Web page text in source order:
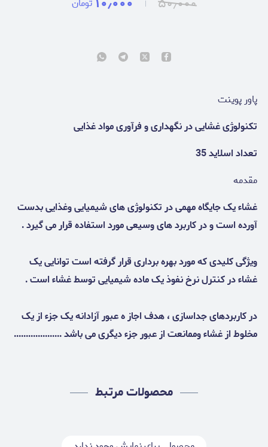
تومان
پاور پوینت
تکنولوژی غشایی در نگهداری و فرآوری مواد غذایی
تعداد اسلاید 35
مقدمه
غشاء یک جایگاه مهمی در تکنولوژی های شیمیایی وغذایی بدست
آورده است و در کاربرد های وسیعی مورد استفاده قرار می گیرد .
ویژگی کلیدی که مورد بهره برداری قرار گرفته است توانایی یک
غشاء در کنترل نرخ نفوذ یک ماده شیمیایی توسط غشاء است .
در کاربردهای جداسازی ، هدف اجاز ه عبور آزادانه یک جزء از یک
مخلوط از غشاء وممانعت از عبور جزء دیگری می باشد ....................
محصولات مرتبط